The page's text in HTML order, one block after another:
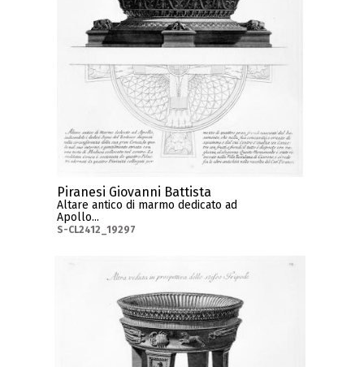
Piranesi Giovanni Battista
Altare antico di marmo dedicato ad
Apollo...
S-CL2412_19297